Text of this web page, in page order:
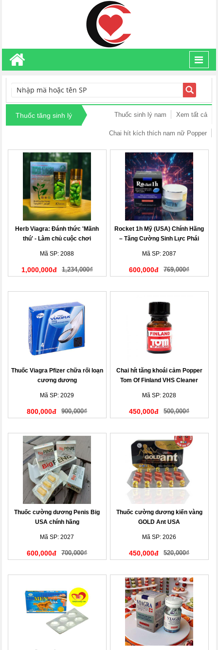
TÌM KIẾM
Thuốc tăng sinh lý Xem tất cả
Thuốc sinh lý nam
Chai hít kích thích nam nữ Popper
Herb Viagra: Đánh thức 'Mãnh
thú' - Làm chủ cuộc chơi
Mã SP: 2088
1,000,000đ 1,234,000₫
Rocket 1h Mỹ (USA) Chính Hãng
– Tăng Cường Sinh Lực Phái
Mã SP: 2087
600,000đ 769,000₫
Thuốc Viagra Pfizer chữa rối loạn
cương dương
Mã SP: 2029
800,000đ 900,000₫
Chai hít tăng khoái cảm Popper
Tom Of Finland VHS Cleaner
Mã SP: 2028
450,000đ 500,000₫
Thuốc cường dương Penis Big
USA chính hãng
Mã SP: 2027
600,000đ 700,000₫
Thuốc cường dương kiến vàng
GOLD Ant USA
Mã SP: 2026
450,000đ 520,000₫